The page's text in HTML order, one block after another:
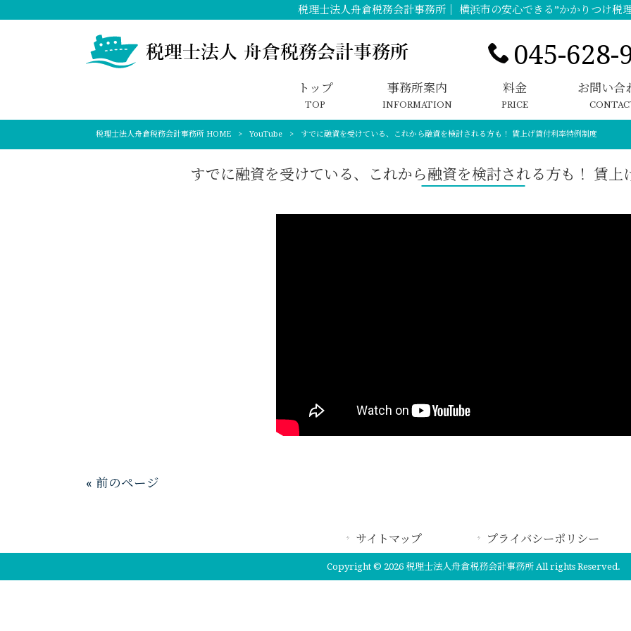
税理士法人舟倉税務会計事務所｜ 横浜市の安心できる”かかりつけ税
045-628-
トップ
TOP
事務所案内
INFORMATION
料金
PRICE
お問い合
税理士法人舟倉税務会計事務所 HOME > YouTube > すでに融資を受けている、これから融資を検討される方も！ 賃上げ貸付利率特例制度
すでに融資を受けている、これから融資を検討される方も！ 賃上
« 前のページ
サイトマップ プライバシーポリシー
Copyright © 2026 税理士法人舟倉税務会計事務所 All rights Reserved.